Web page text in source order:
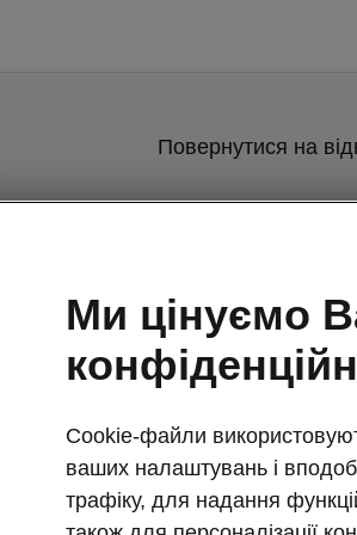
Повернутися на
Ми цінуємо
Cookie-файли
ваших налаштувань і
трафіку, для надання